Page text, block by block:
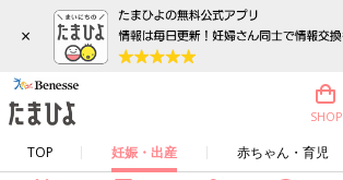
×
TOP 妊娠・出産 赤ちゃん・育児
SHOP